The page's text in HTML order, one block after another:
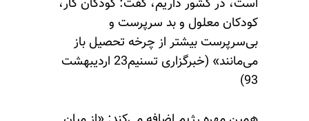
است، در کشور داریم، گفت: کودکان کار،
کودکان معلول و بد سرپرست و
بی‌سرپرست بیشتر از چرخه تحصیل باز
می‌مانند» (خبرگزاری تسنیم23 اردیبهشت
93)